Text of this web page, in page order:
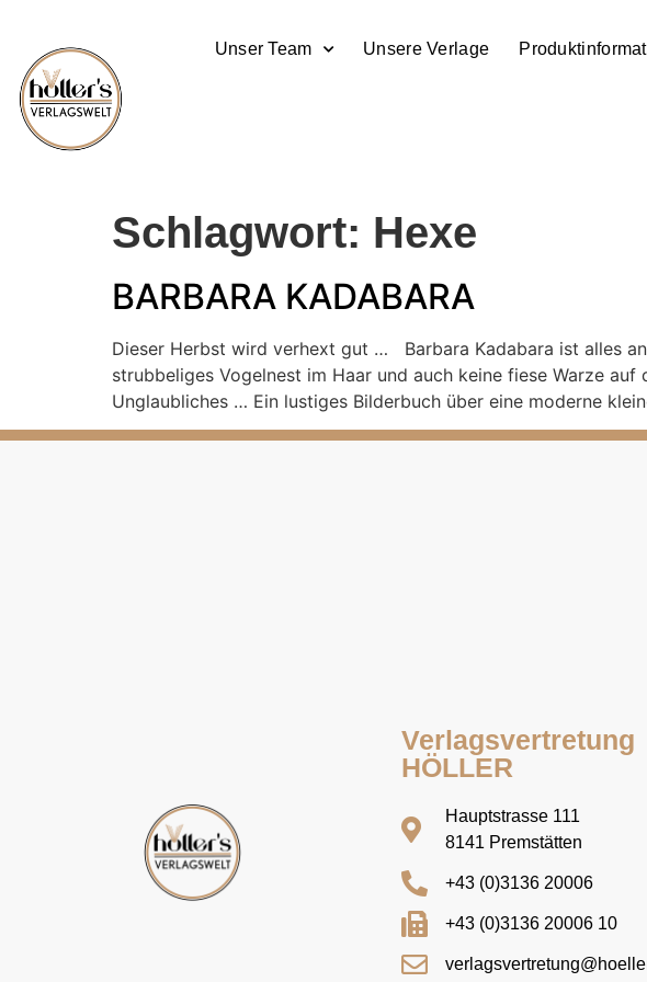
Unser Team Unsere Verlage
Schlagwort: Hexe
BARBARA KADABARA
Dieser Herbst wird verhext gut … Barbara Kadabara ist alles
strubbeliges Vogelnest im Haar und auch keine fiese Warze
Unglaubliches … Ein lustiges Bilderbuch über eine moderne
Verlagsvertretung
HÖLLER
Hauptstrasse 111
8141 Premstätten
+43 (0)3136 20006
+43 (0)3136 20006 10